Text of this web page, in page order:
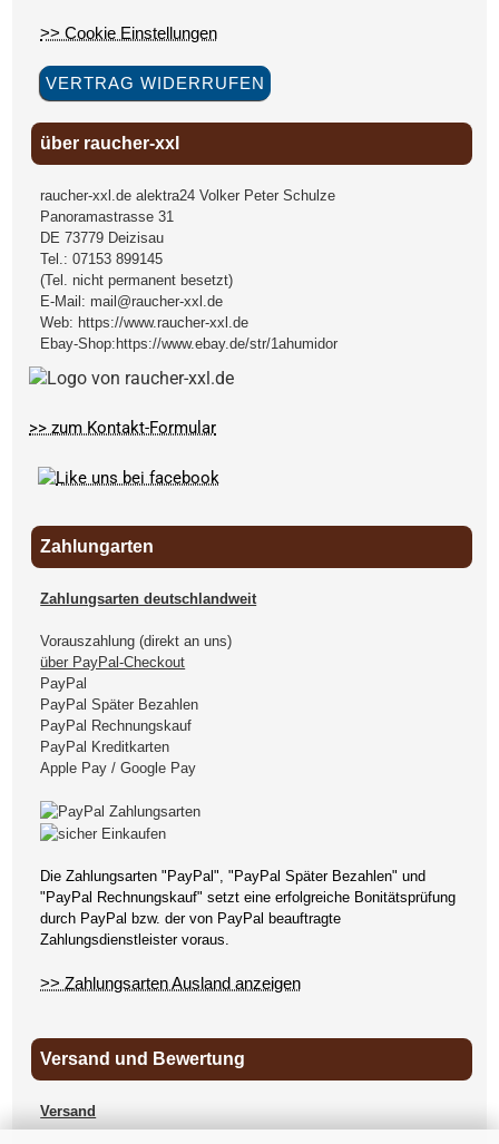
>> Cookie Einstellungen
VERTRAG WIDERRUFEN
über raucher-xxl
raucher-xxl.de alektra24 Volker Peter Schulze
Panoramastrasse 31
DE 73779 Deizisau
Tel.:07153 899145
(Tel. nicht permanent besetzt)
E-Mail: mail@raucher-xxl.de
Web: https://www.raucher-xxl.de
Ebay-Shop: https://www.ebay.de/str/1ahumidor
>> zum Kontakt-Formular
Zahlungarten
Zahlungsarten deutschlandweit
Vorauszahlung (direkt an uns)
über PayPal-Checkout
PayPal
PayPal Später Bezahlen
PayPal Rechnungskauf
PayPal Kreditkarten
Apple Pay / Google Pay
Die Zahlungsarten "PayPal", "PayPal Später Bezahlen" und
"PayPal Rechnungskauf" setzt eine erfolgreiche Bonitätsprüfung
durch PayPal bzw. der von PayPal beauftragte
Zahlungsdienstleister voraus.
>> Zahlungsarten Ausland anzeigen
Versand und Bewertung
Versand